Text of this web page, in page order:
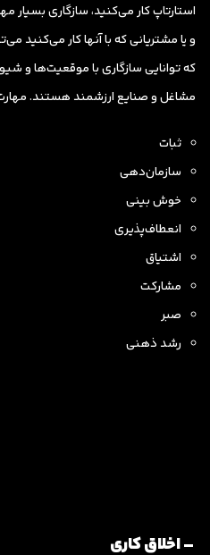
استارتاپ کار می‌کنید، سازگاری بسیار
و یا مشتریانی که با آنها کار می‌کنید
که توانایی سازگاری با موقعیت‌ها و
مشاغل و صنایع ارزشمند هستند.
ثبات
سازمان‌دهی
خوش بینی
انعطاف‌پذیری
اشتیاق
مشارکت
صبر
رشد ذهنی
– اخلاق کاری